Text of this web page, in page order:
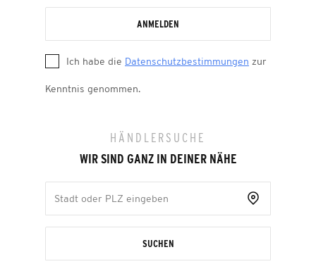
ANMELDEN
Ich habe die Datenschutzbestimmungen zur
Kenntnis genommen.
HÄNDLERSUCHE
WIR SIND GANZ IN DEINER NÄHE
SUCHEN